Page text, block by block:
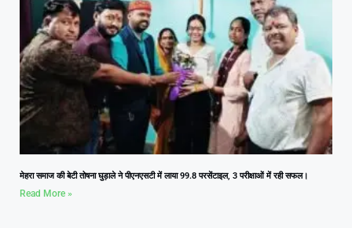
मेहरा समाज की बेटी तोषना घुड़ाले ने पीएनएसटी में लाया 99.8 परसेंटाइल, 3 परीक्षाओं में रही सफल।
Read More »